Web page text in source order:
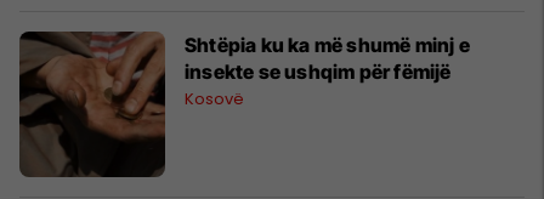
Shtëpia ku ka më shumë minj e
insekte se ushqim për fëmijë
Kosovë